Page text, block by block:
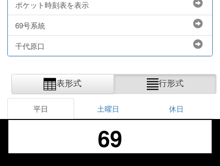
ポケット時刻表を表示
69号系統
千代原口
表形式 行形式
平日 土曜日 休日
69